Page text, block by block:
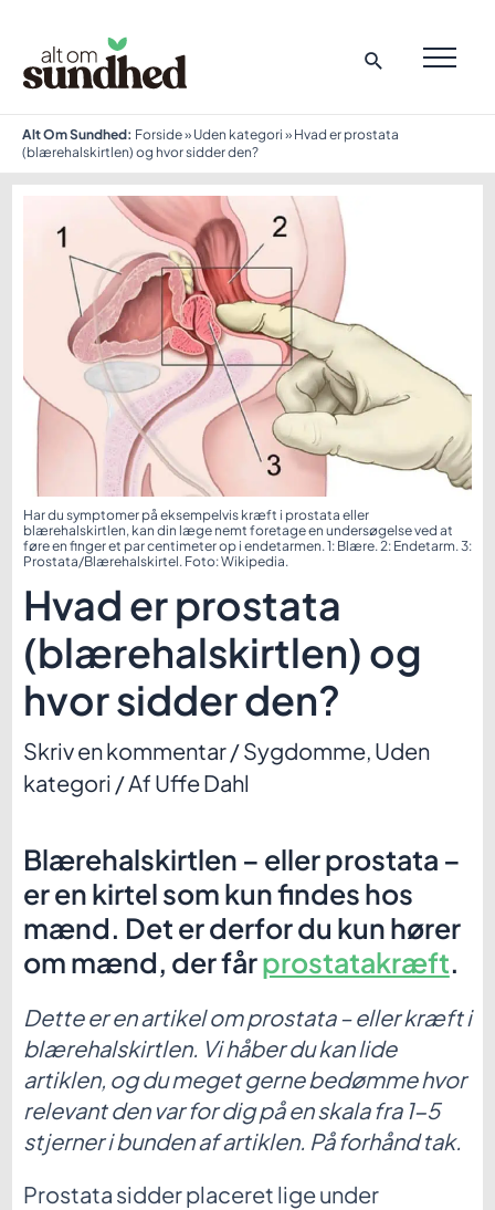
indholdet
Alt Om Sundhed: Forside» Uden kategori » Hvad er prostata
(blærehalskirtlen) og hvor sidder den?
Har du symptomer på eksempelvis kræft i prostata eller
blærehalskirtlen, kan din læge nemt foretage en undersøgelse ved at
føre en finger et par centimeter op i endetarmen. 1: Blære. 2: Endetarm. 3:
Prostata/Blærehalskirtel. Foto: Wikipedia.
Hvad er prostata
(blærehalskirtlen) og
hvor sidder den?
Skriv en kommentar/Sygdomme, Uden
kategori / AfUffe Dahl
Blærehalskirtlen – eller prostata –
er en kirtel som kun findes hos
mænd. Det er derfor du kun hører
om mænd, der fårprostatakræft.
Dette er en artikel om prostata – eller kræft i
blærehalskirtlen. Vi håber du kan lide
artiklen, og du meget gerne bedømme hvor
relevant den var for dig på en skala fra 1-5
stjerner i bunden af artiklen. På forhånd tak.
Prostata sidder placeret lige under